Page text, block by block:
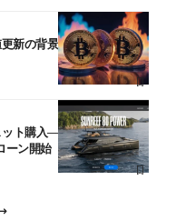
新の背景、エミレーツ航
ット購入──Fintertech、
ーン開始